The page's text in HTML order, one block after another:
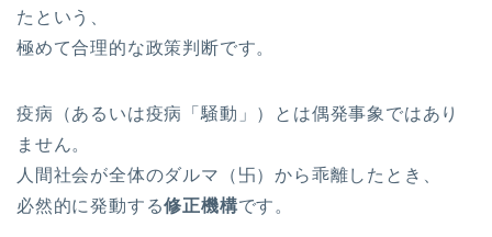
たという、
極めて合理的な政策判断です。
疫病（あるいは疫病「騒動」）とは偶発事象ではあり
ません。
人間社会が全体のダルマ（卐）から乖離したとき、
必然的に発動する修正機構です。